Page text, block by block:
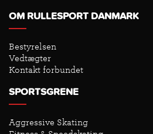
OM RULLESPORT DANMARK
Bestyrelsen
Vedtægter
Kontakt forbundet
SPORTSGRENE
Aggressive Skating